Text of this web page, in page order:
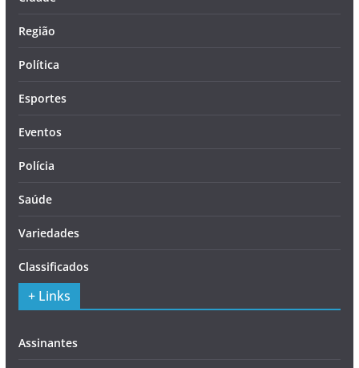
Região
Política
Esportes
Eventos
Polícia
Saúde
Variedades
Classificados
+ Links
Assinantes